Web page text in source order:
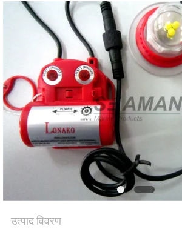
PRIVACY
POLICY
उत्पाद विवरण